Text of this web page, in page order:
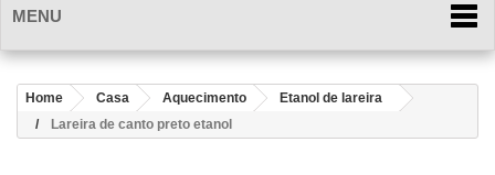
MENU
Home Casa Aquecimento
Etanol de lareira
Lareira de canto preto etanol